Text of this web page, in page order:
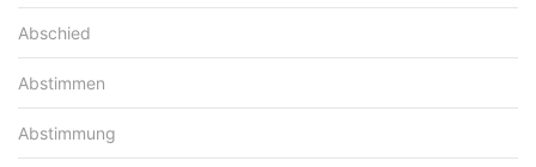
Abschied
Abstimmen
Abstimmung